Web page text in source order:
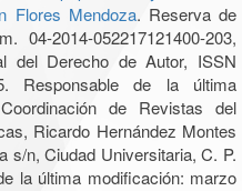
Flores Mendoza. Reserva de
2014-052217121400-203,
del Derecho de Autor, ISSN
Responsable de la última
de Revistas del
Ricardo Hernández Montes
s/n, Ciudad Universitaria, C. P.
la última modificación: marzo